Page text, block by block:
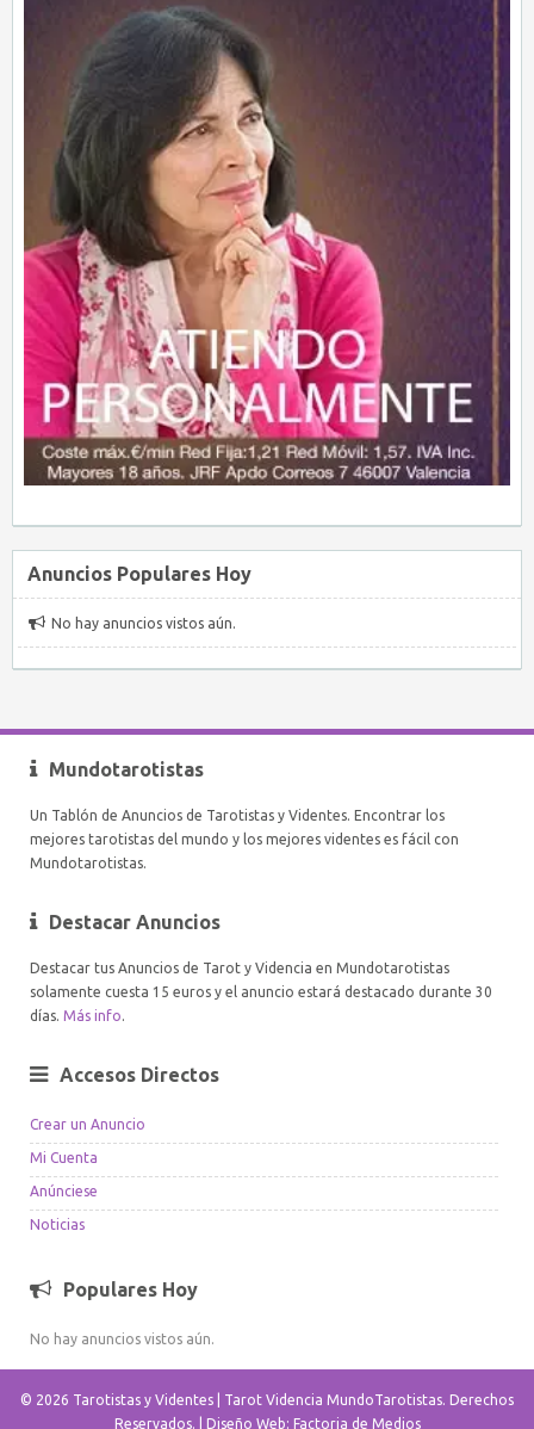
Anuncios Populares Hoy
No hay anuncios vistos aún.
Mundotarotistas
Un Tablón de Anuncios de Tarotistas y Videntes. Encontrar los
mejores tarotistas del mundo y los mejores videntes es fácil con
Mundotarotistas.
Destacar Anuncios
Destacar tus Anuncios de Tarot y Videncia en Mundotarotistas
solamente cuesta 15 euros y el anuncio estará destacado durante 30
días. Más info.
Accesos Directos
Crear un Anuncio
Mi Cuenta
Anúnciese
Noticias
Populares Hoy
No hay anuncios vistos aún.
© 2026 Tarotistas y Videntes | Tarot Videncia MundoTarotistas. Derechos
Reservados. | Diseño Web: Factoria de Medios